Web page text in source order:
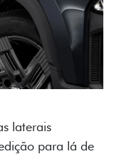
laterais
para lá de